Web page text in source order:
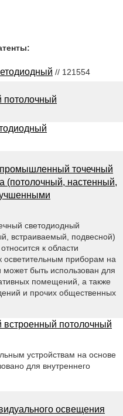
// 121554
потолочный
точечный
(потолочный, настенный,
светодиодный
встраиваемый, подвесной)
к области
осветительным приборам на
быть использован для
помещений, а также
и прочих общественных
потолочный
устройствам на основе
для внутреннего
освещения